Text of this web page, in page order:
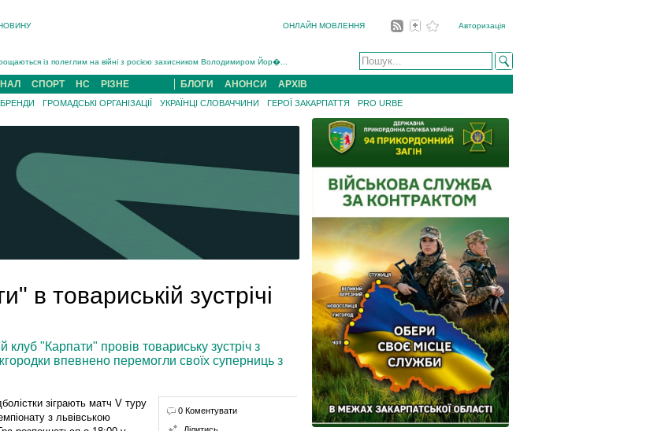
ОНЛАЙН МОВЛЕННЯ Авторизація
із полеглим на війні з росією захисником Володимиром Йор�...
попрощаються із захисником Богданом Югасом, який два роки �...
захисника із Нанкова на Хустщині Юліана Гербея (ФОТО)[/gree...
військовий з Виноградова Ігнат Роздяловський (ФОТО)...
ДТП за участі трьох авто постраждали 13 людей (ФОТО)...
ТЦК на Закарпатті судитимуть за обвинувачен...
СПОРТ НС РІЗНЕ БЛОГИ АНОНСИ АРХІВ
БРЕНДИ ГРОМАДСЬКІ ОРГАНІЗАЦІЇ УКРАЇНЦІ СЛОВАЧЧИНИ ГЕРОЇ ЗАКАРПАТТЯ PRO URBE
в товариській зустрічі
"Карпати" провів товариську зустріч з
впевнено перемогли своїх суперниць з
зіграють матч V туру
з львівською
0 Коментувати